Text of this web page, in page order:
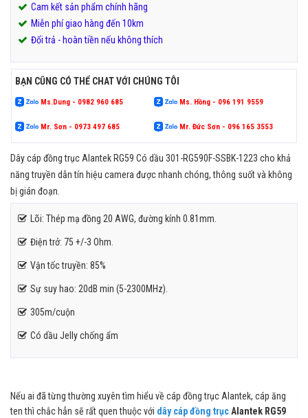
Cam kết sản phẩm chính hãng
Miễn phí giao hàng đến 10km
Đổi trả - hoàn tiền nếu không thích
BẠN CŨNG CÓ THỂ CHAT VỚI CHÚNG TÔI
Ms.Dung - 0982 960 685 Ms. Hồng - 096 191 9559
Mr. Sơn - 0973 497 685 Mr. Đức Sơn - 096 165 3553
Dây cáp đồng trục Alantek RG59 Có dầu 301-RG590F-SSBK-1223 cho khả
năng truyền dẫn tín hiệu camera được nhanh chóng, thông suốt và không
bị gián đoạn.
Lõi: Thép mạ đồng 20 AWG, đường kính 0.81mm.
Điện trở: 75 +/-3 Ohm.
Vận tốc truyền: 85%
Sự suy hao: 20dB min (5-2300MHz).
305m/cuộn
Có dầu Jelly chống ẩm
Nếu ai đã từng thường xuyên tìm hiểu về cáp đồng trục Alantek, cáp ăng
ten thì chắc hẳn sẽ rất quen thuộc với dây cáp đồng trụcAlantek RG59